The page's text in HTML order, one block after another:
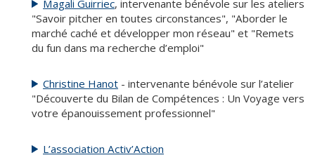
Magali Guirriec, intervenante bénévole sur les ateliers
"Savoir pitcher en toutes circonstances", "Aborder le
marché caché et développer mon réseau" et "Remets
du fun dans ma recherche d’emploi"
Christine Hanot - intervenante bénévole sur l’atelier
"Découverte du Bilan de Compétences : Un Voyage vers
votre épanouissement professionnel"
L’association Activ’Action